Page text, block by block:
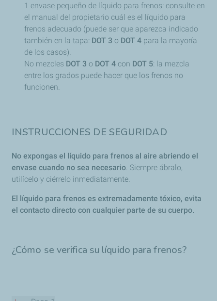
1 envase pequeño de líquido para frenos: consulte en
el manual del propietario cuál es el líquido para
frenos adecuado (puede ser que aparezca indicado
también en la tapa: DOT 3 o DOT 4 para la mayoría
de los casos).
No mezcles DOT 3 o DOT 4 con DOT 5: la mezcla
entre los grados puede hacer que los frenos no
funcionen.
INSTRUCCIONES DE SEGURIDAD
No expongas el líquido para frenos al aire abriendo el
envase cuando no sea necesario . Siempre ábralo,
utilícelo y ciérrelo inmediatamente.
El líquido para frenos es extremadamente tóxico, evita
el contacto directo con cualquier parte de su cuerpo.
¿Cómo se verifica su líquido para frenos?